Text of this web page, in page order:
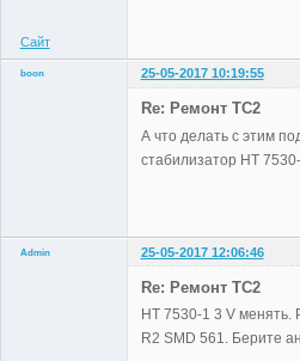
Сайт
boon
25-05-2017 10:19:55
Re: Ремонт TC2
А что делать с этим
стабилизатор HT
Admin 25-05-2017 12:06:46
Re: Ремонт TC2
HT 7530-1 3 V менять.
R2 SMD 561. Берите